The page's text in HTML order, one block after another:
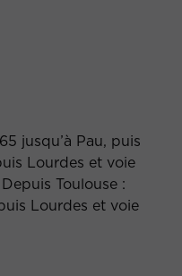
jusqu’à Pau, puis
Lourdes et voie
Toulouse :
Lourdes et voie